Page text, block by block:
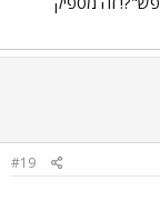
#19